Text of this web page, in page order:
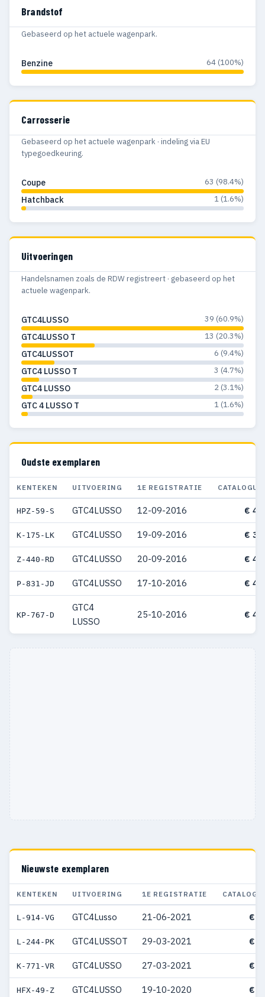
Brandstof
Gebaseerd op het actuele wagenpark.
Benzine 64 (100%)
Carrosserie
Gebaseerd op het actuele wagenpark · indeling via EU
typegoedkeuring.
Coupe 63 (98.4%)
Hatchback 1 (1.6%)
Uitvoeringen
Handelsnamen zoals de RDW registreert · gebaseerd op het
actuele wagenpark.
GTC4LUSSO 39 (60.9%)
GTC4LUSSO T 13 (20.3%)
GTC4LUSSOT 6 (9.4%)
GTC4 LUSSO T 3 (4.7%)
GTC4 LUSSO 2 (3.1%)
GTC 4 LUSSO T 1 (1.6%)
Oudste exemplaren
KENTEKEN UITVOERING 1E REGISTRATIE
HPZ-59-S GTC4LUSSO 12-09-2016 €
K-175-LK GTC4LUSSO 19-09-2016 €
Z-440-RD GTC4LUSSO 20-09-2016 €
P-831-JD GTC4LUSSO 17-10-2016 €
KP-767-D
GTC4
LUSSO
25-10-2016 €
Nieuwste exemplaren
KENTEKEN UITVOERING 1E REGISTRATIE
L-914-VG GTC4Lusso 21-06-2021 €
L-244-PK GTC4LUSSOT 29-03-2021 €
K-771-VR GTC4LUSSO 27-03-2021 €
HFX-49-Z GTC4LUSSO 19-10-2020 €